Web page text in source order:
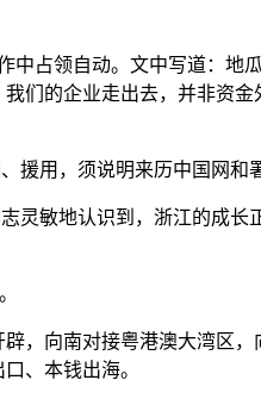
占领自动。文中写道：地
们的企业走出去，并非资
用，须说明来历中国网和
敏地认识到，浙江的成长
向南对接粤港澳大湾区，
、本钱出海。